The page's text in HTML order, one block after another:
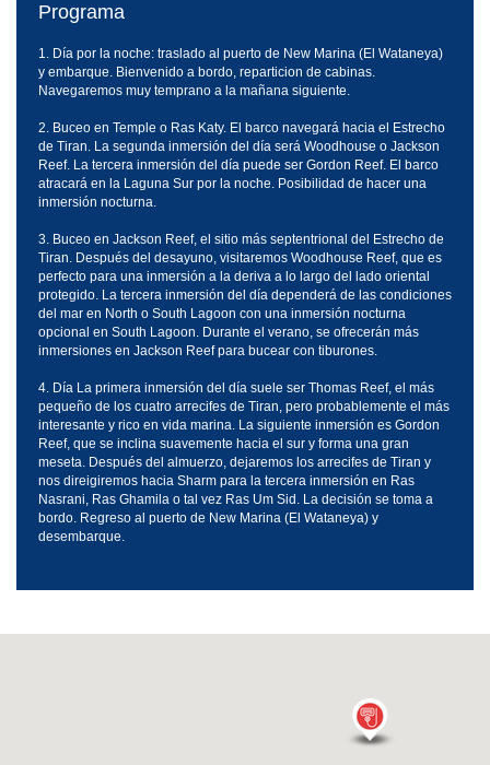
Programa
1. Día por la noche: traslado al puerto de New Marina (El Wataneya)
y embarque. Bienvenido a bordo, reparticion de cabinas.
Navegaremos muy temprano a la mañana siguiente.
2. Buceo en Temple o Ras Katy. El barco navegará hacia el Estrecho
de Tiran. La segunda inmersión del día será Woodhouse o Jackson
Reef. La tercera inmersión del día puede ser Gordon Reef. El barco
atracará en la Laguna Sur por la noche. Posibilidad de hacer una
inmersión nocturna.
3. Buceo en Jackson Reef, el sitio más septentrional del Estrecho de
Tiran. Después del desayuno, visitaremos Woodhouse Reef, que es
perfecto para una inmersión a la deriva a lo largo del lado oriental
protegido. La tercera inmersión del día dependerá de las condiciones
del mar en North o South Lagoon con una inmersión nocturna
opcional en South Lagoon. Durante el verano, se ofrecerán más
inmersiones en Jackson Reef para bucear con tiburones.
4. Día La primera inmersión del día suele ser Thomas Reef, el más
pequeño de los cuatro arrecifes de Tiran, pero probablemente el más
interesante y rico en vida marina. La siguiente inmersión es Gordon
Reef, que se inclina suavemente hacia el sur y forma una gran
meseta. Después del almuerzo, dejaremos los arrecifes de Tiran y
nos direigiremos hacia Sharm para la tercera inmersión en Ras
Nasrani, Ras Ghamila o tal vez Ras Um Sid. La decisión se toma a
bordo. Regreso al puerto de New Marina (El Wataneya) y
desembarque.